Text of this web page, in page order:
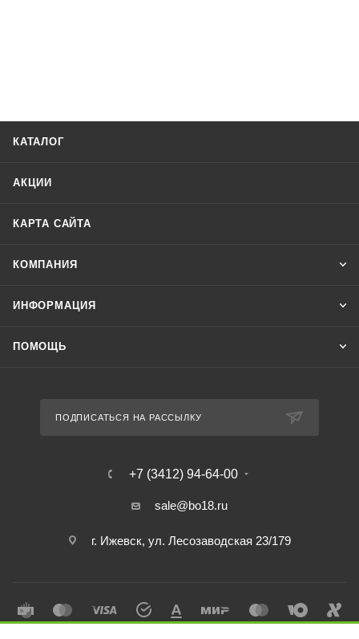
КАТАЛОГ
АКЦИИ
КАРТА САЙТА
КОМПАНИЯ
ИНФОРМАЦИЯ
ПОМОЩЬ
ПОДПИСАТЬСЯ НА РАССЫЛКУ
+7 (3412) 94-64-00
sale@bo18.ru
г. Ижевск, ул. Лесозаводская 23/179